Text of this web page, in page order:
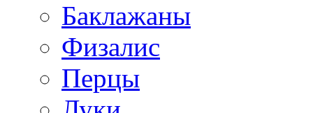
Баклажаны
Физалис
Перцы